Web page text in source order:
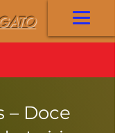
– Doce